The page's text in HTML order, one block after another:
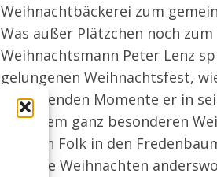
Weihnachtbäckerei zum
Was außer Plätzchen noch
Weihnachtsmann Peter Lenz
gelungenen Weihnachtsfest,
berührenden Momente er in
Bei einem ganz besonderen
irischen Folk in den
Und wie Weihnachten